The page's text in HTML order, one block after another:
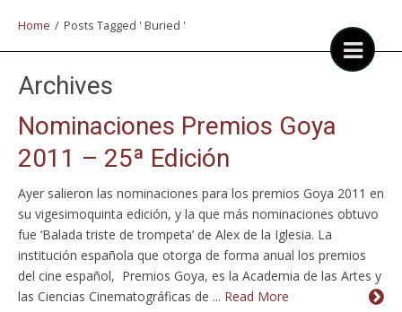
Home / Posts Tagged ' Buried '
Archives
Nominaciones Premios Goya
2011 – 25ª Edición
Ayer salieron las nominaciones para los premios Goya 2011 en
su vigesimoquinta edición, y la que más nominaciones obtuvo
fue ‘Balada triste de trompeta’ de Alex de la Iglesia. La
institución española que otorga de forma anual los premios
del cine español, Premios Goya, es la Academia de las Artes y
las Ciencias Cinematográficas de ... Read More